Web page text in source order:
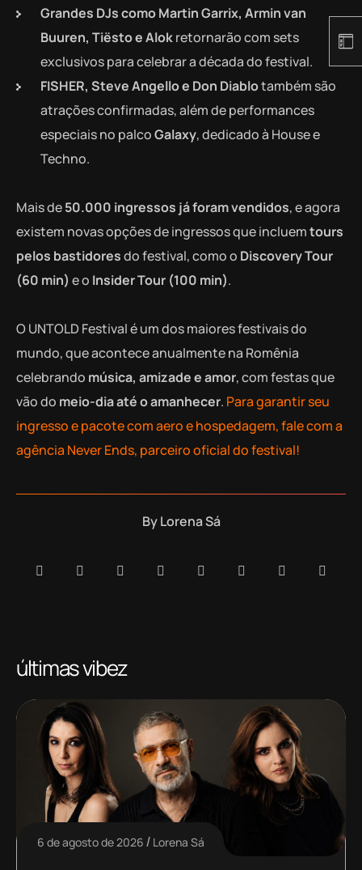
Grandes DJs como Martin Garrix, Armin van
Buuren, Tiësto e Alokretornarão com sets
exclusivos para celebrar a década do festival.
FISHER, Steve Angello e Don Diablotambém são
atrações confirmadas, além de performances
especiais no palcoGalaxy, dedicado à House e
Techno.
Mais de50.000 ingressos já foram vendidos, e agora
existem novas opções de ingressos que incluemtours
pelos bastidoresdo festival, como o Discovery Tour
(60 min) e o Insider Tour (100 min).
O UNTOLD Festival é um dos maiores festivais do
mundo, que acontece anualmente na Romênia
celebrando música, amizade e amor, com festas que
vão do meio-dia até o amanhecer. Para garantir seu
ingresso e pacote com aero e hospedagem, fale com a
agência Never Ends, parceiro oficial do festival!
ByLorena Sá
últimas vibez
6 de agosto de 2026 Lorena Sá